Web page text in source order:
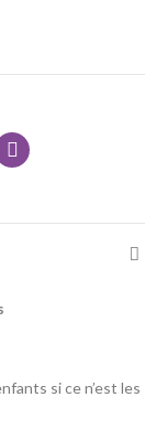
si ce n’est les